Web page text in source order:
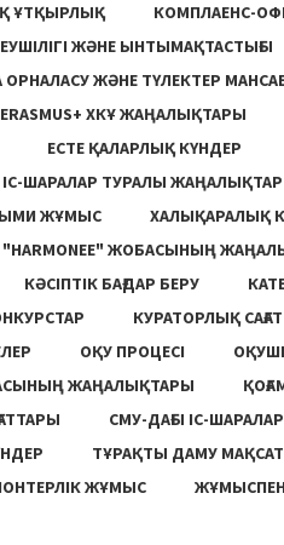
ҰТҚЫРЛЫҚ
КОМПЛАЕНС-
ЖӘНЕ ЫНТЫМАҚТАСТЫҒЫ
ЖƏНЕ ТҮЛЕКТЕР
ERASMUS+ ХКҰ ЖАҢАЛЫҚТАРЫ
ЕСТЕ ҚАЛАРЛЫҚ КҮНДЕР
ШАРАЛАР ТУРАЛЫ ЖАҢАЛЫҚТАР
ЖҰМЫС
ХАЛЫҚАРАЛЫҚ
"HARMONEE" ЖОБАСЫНЫҢ
КӘСІПТІК БАҒДАР БЕРУ
КУРАТОРЛЫҚ
ОҚУ ПРОЦЕСІ
ЖАҢАЛЫҚТАРЫ
СМУ-ДАҒЫ ІС-ШАРАЛАР
ТҰРАҚТЫ ДАМУ
ЖҰМЫС